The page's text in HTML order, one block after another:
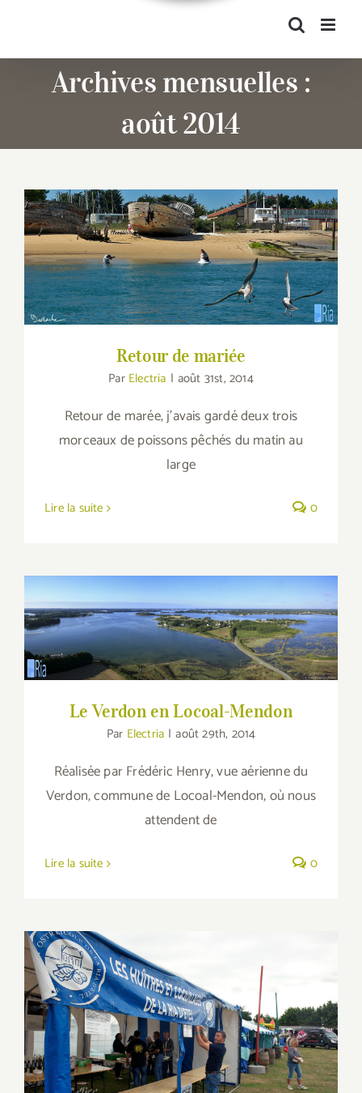
Archives mensuelles :
août 2014
Retour de mariée
Retour de mariée
Par Electria | août 31st, 2014
Retour de marée, j'avais gardé deux trois
morceaux de poissons pêchés du matin au
large
Lire la suite 0
Le Verdon en Locoal-Mendon
Le Verdon en Locoal-Mendon
Par Electria | août 29th, 2014
Réalisée par Frédéric Henry, vue aérienne du
Verdon, commune de Locoal-Mendon, où nous
attendent de
Lire la suite 0
Fête de l’Huître à Sainte-Hélène, quelques
photos